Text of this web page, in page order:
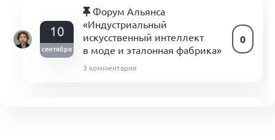
10
сентября
Форум Альянса
«Индустриальный
искусственный интеллект
в моде и эталонная фабрика»
0
3 комментария